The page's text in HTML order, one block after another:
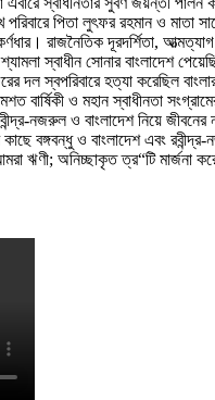
পরিবারে পিতা লুৎফর রহমান ও মাতা
রাজনৈতিক দূরদর্শিতা,
স্বাধীন সোনার বাংলাদেশ
দল স্বপরিবারে হত্যা করেছিল
বার্ষিকী ও মহান স্বাধীনতা
নজরুল ও বাংলাদেশ নিয়ে
বঙ্গবন্ধু ও বাংলাদেশ এবং
ঋণী; অনিচ্ছাকৃত ত্র“টি মার্জনা